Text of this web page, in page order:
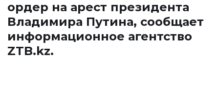
ордер на арест президента
Владимира Путина, сообщает
информационное агентство
ZTB.kz.